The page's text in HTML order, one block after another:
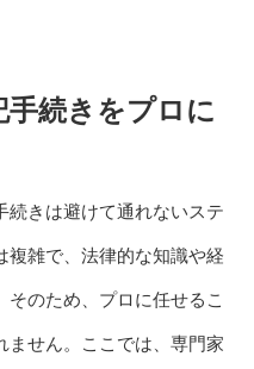
手続きをプロに
続きは避けて通れないステ
複雑で、法律的な知識や経
のため、プロに任せるこ
ません。ここでは、専門家